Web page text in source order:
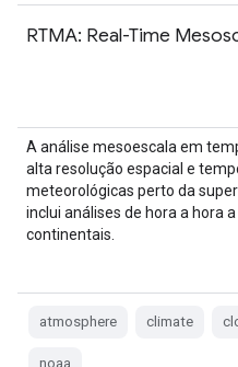
RTMA: Real-Time
A análise mesoescala em
alta resolução espacial e
meteorológicas perto da
inclui análises de hora a hora
continentais.
atmosphere climate
noaa